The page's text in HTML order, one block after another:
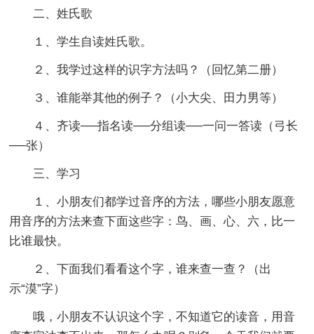
二、姓氏歌
１、学生自读姓氏歌。
２、我学过这样的识字方法吗？（回忆第二册）
３、谁能举其他的例子？（小大尖、田力男等）
４、齐读──指名读──分组读──一问一答读（弓长
──张）
三、学习
１、小朋友们都学过音序的方法，哪些小朋友愿意
用音序的方法来查下面这些字：鸟、画、心、六，比一
比谁最快。
２、下面我们看看这个字，谁来查一查？（出
示“漠”字）
哦，小朋友不认识这个字，不知道它的读音，用音